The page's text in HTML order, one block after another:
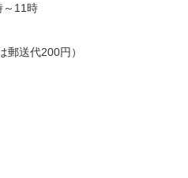
～11時
郵送代200円）